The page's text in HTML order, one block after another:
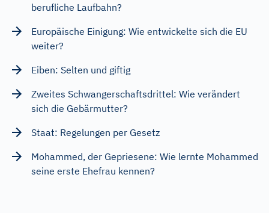
berufliche Laufbahn?
Europäische Einigung: Wie entwickelte sich die EU
weiter?
Eiben: Selten und giftig
Zweites Schwangerschaftsdrittel: Wie verändert
sich die Gebärmutter?
Staat: Regelungen per Gesetz
Mohammed, der Gepriesene: Wie lernte Mohammed
seine erste Ehefrau kennen?